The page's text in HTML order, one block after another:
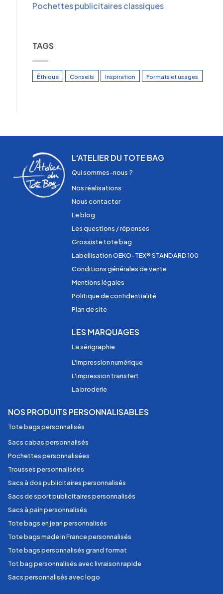
Pochettes publicitaires classiques
TAGS
Éthique Conseils Inspiration Formats et usages
L'ATELIER DU TOTE BAG
Qui sommes-nous ?
Nos réalisations
Nous contacter
Le blog
Les questions / réponses
Grossiste tote bag
Labellisation OEKO-TEX® STANDARD 100
Conditions générales de vente
Mentions légales
Politique de confidentialité
Plan de site
LES MARQUAGES
La sérigraphie
L'impression numérique
L'impression transfert
La broderie
NOS PRODUITS PERSONNALISABLES
Tote bags personnalisés
Sacs cabas personnalisés
Pochettes personnalisées
Trousses personnalisées
Sacs à dos publicitaires personnalisés
Sacs de sport publicitaires personnalisés
Sacs à pain personnalisés
Tote bags en jean personnalisés
Tote bags made in France personnalisés
Tote bags personnalisés grand format
Tot bag personnalisés avec livraison rapide
Sacs personnalisés avec logo